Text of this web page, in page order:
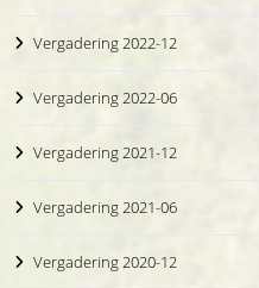
Vergadering 2022-12
Vergadering 2022-06
Vergadering 2021-12
Vergadering 2021-06
Vergadering 2020-12